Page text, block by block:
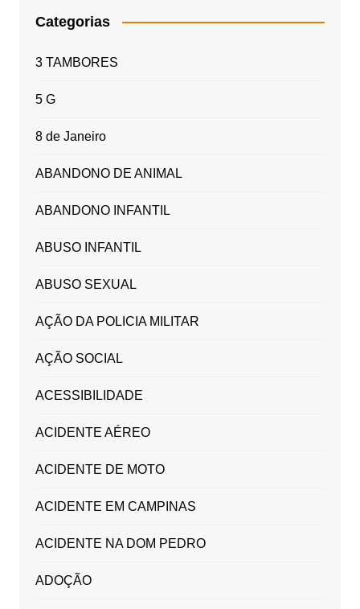
Categorias
3 TAMBORES
5 G
8 de Janeiro
ABANDONO DE ANIMAL
ABANDONO INFANTIL
ABUSO INFANTIL
ABUSO SEXUAL
AÇÃO DA POLICIA MILITAR
AÇÃO SOCIAL
ACESSIBILIDADE
ACIDENTE AÉREO
ACIDENTE DE MOTO
ACIDENTE EM CAMPINAS
ACIDENTE NA DOM PEDRO
ADOÇÃO